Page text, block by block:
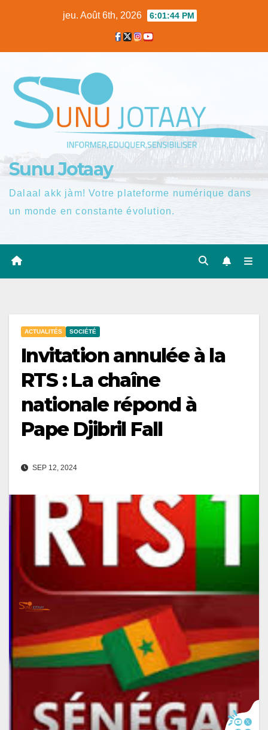
jeu. Août 6th, 2026 6:01:45 PM
Sunu Jotaay
Dalaal akk jàm! Votre plateforme numérique dans
un monde en constante évolution.
ACTUALITÉS SOCIÉTÉ
Invitation annulée à la
RTS : La chaîne
nationale répond à
Pape Djibril Fall
SEP 12, 2024